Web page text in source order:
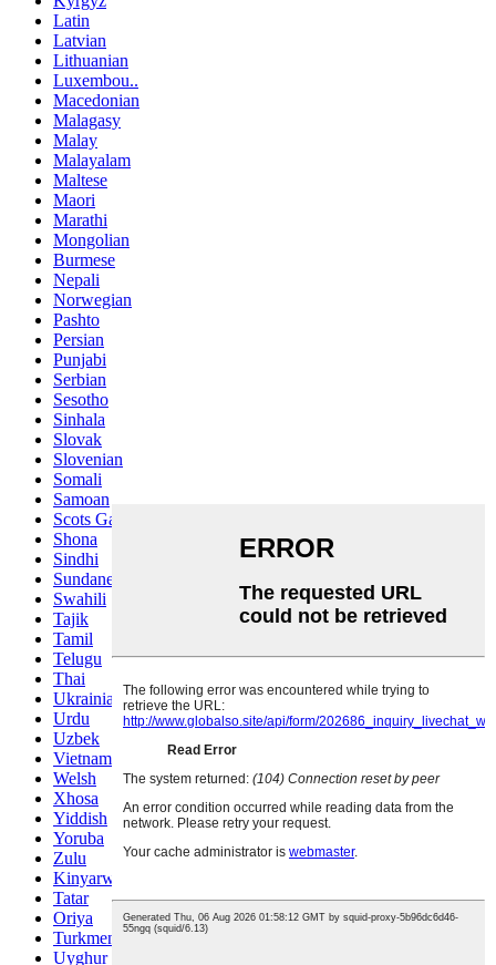
Latin
Latvian
Lithuanian
Luxembou..
Macedonian
Malagasy
Malay
Malayalam
Maltese
Maori
Marathi
Mongolian
Burmese
Nepali
Norwegian
Pashto
Persian
Punjabi
Serbian
Sesotho
Sinhala
Slovak
Slovenian
Somali
Samoan
Scots Gaelic
Shona
Sindhi
Sundanese
Swahili
Tajik
Tamil
Telugu
Thai
Ukrainian
Urdu
Uzbek
Vietnamese
Welsh
Xhosa
Yiddish
Yoruba
Zulu
Kinyarwanda
Tatar
Oriya
Turkmen
Uyghur